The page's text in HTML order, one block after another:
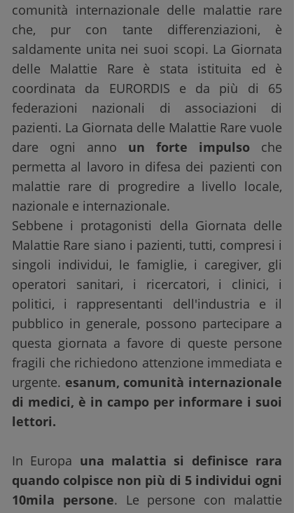
comunità internazionale delle malattie rare
che, pur con tante differenziazioni, è
saldamente unita nei suoi scopi. La Giornata
delle Malattie Rare è stata istituita ed è
coordinata da EURORDIS e da più di 65
federazioni nazionali di associazioni di
pazienti. La Giornata delle Malattie Rare vuole
dare ogni anno un forte impulso che
permetta al lavoro in difesa dei pazienti con
malattie rare di progredire a livello locale,
nazionale e internazionale.
Sebbene i protagonisti della Giornata delle
Malattie Rare siano i pazienti, tutti, compresi i
singoli individui, le famiglie, i caregiver, gli
operatori sanitari, i ricercatori, i clinici, i
politici, i rappresentanti dell'industria e il
pubblico in generale, possono partecipare a
questa giornata a favore di queste persone
fragili che richiedono attenzione immediata e
urgente. esanum, comunità internazionale
di medici, è in campo per informare i suoi
lettori.
In Europa una malattia si definisce rara
quando colpisce non più di 5 individui ogni
10mila persone. Le persone con malattie